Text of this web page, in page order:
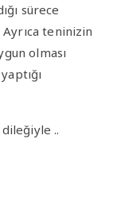
sürece
teninizin
olması
..